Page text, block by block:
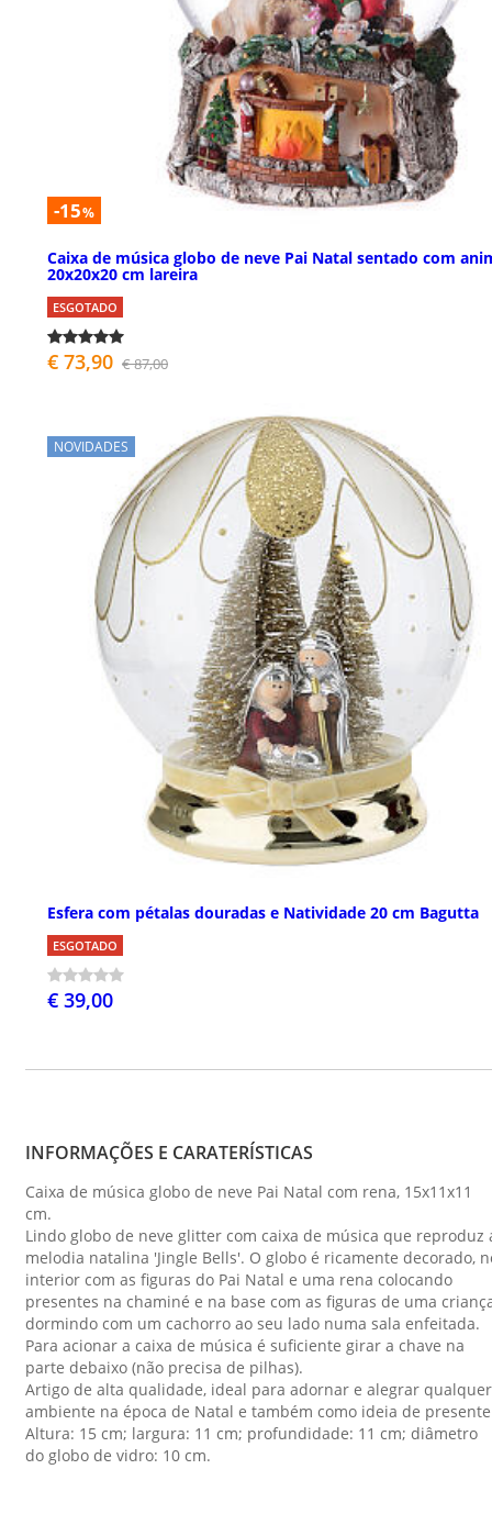
-15%
Caixa de música globo de neve Pai Natal sentado com
20x20x20 cm lareira
ESGOTADO
€ 73,90 € 87,00
NOVIDADES
Esfera com pétalas douradas e Natividade 20 cm Bagutta
ESGOTADO
€ 39,00
INFORMAÇÕES E CARATERÍSTICAS
Caixa de música globo de neve Pai Natal com rena, 15x11x11
cm.
Lindo globo de neve glitter com caixa de música que reproduz
melodia natalina 'Jingle Bells'. O globo é ricamente decorado,
interior com as figuras do Pai Natal e uma rena colocando
presentes na chaminé e na base com as figuras de uma
dormindo com um cachorro ao seu lado numa sala enfeitada.
Para acionar a caixa de música é suficiente girar a chave na
parte debaixo (não precisa de pilhas).
Artigo de alta qualidade, ideal para adornar e alegrar qualquer
ambiente na época de Natal e também como ideia de
Altura: 15 cm; largura: 11 cm; profundidade: 11 cm; diâmetro
do globo de vidro: 10 cm.